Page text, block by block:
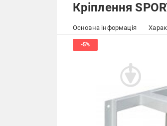
Кріплення
Основна інформація